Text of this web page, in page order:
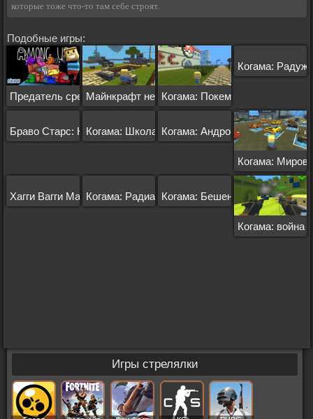
которые тоже что-то там себе строят.
Подобные игры:
Предатель среди насМайнкрафт небесная страна
Когама: Покемоны
Когама:
Браво Старс: КогамаКогама: Школа Когама: Андроид Паркур
Когама:
Хагги Вагги МайнкрафтКогама: Радиатор-СпрингсКогама: Бешеный Паркур
Когама: война
Игры стрелялки